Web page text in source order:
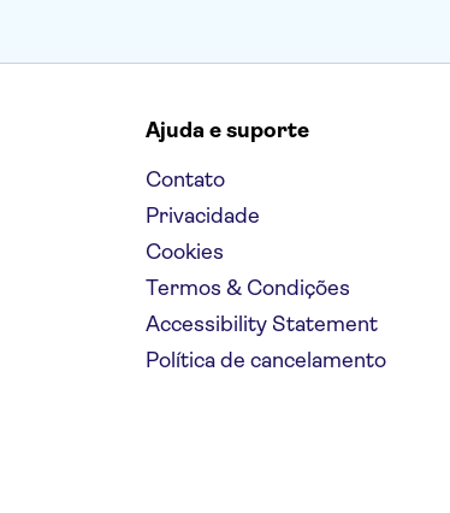
Ajuda e suporte
Contato
Privacidade
Cookies
Termos & Condições
Accessibility Statement
Política de cancelamento